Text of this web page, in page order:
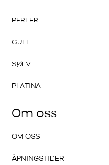
PERLER
GULL
SØLV
PLATINA
Om oss
OM OSS
ÅPNINGSTIDER